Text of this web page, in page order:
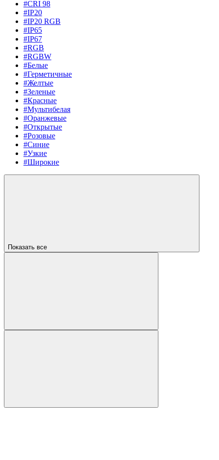
#CRI 98
#IP20
#IP20 RGB
#IP65
#IP67
#RGB
#RGBW
#Белые
#Герметичные
#Желтые
#Зеленые
#Красные
#Мультибелая
#Оранжевые
#Открытые
#Розовые
#Синие
#Узкие
#Широкие
Показать все